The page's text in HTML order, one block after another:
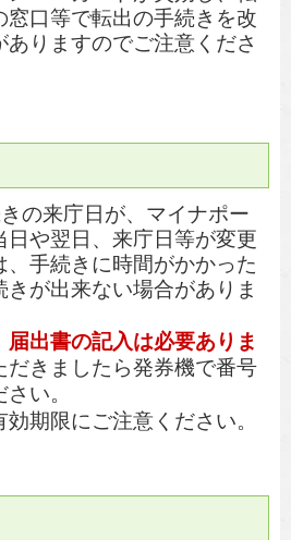
窓口等で転出の手続きを改
りますのでご注意くださ
の来庁日が、マイナポー
日や翌日、来庁日等が変更
、手続きに時間がかかった
きが出来ない場合がありま
出書の記入は必要ありま
だきましたら発券機で番号
い。
期限にご注意ください。